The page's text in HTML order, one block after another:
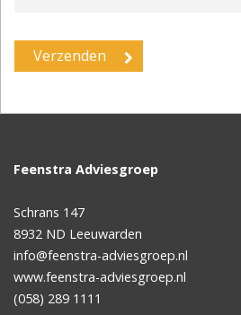
Feenstra Adviesgroep
Schrans 147
8932 ND Leeuwarden
info@feenstra-adviesgroep.nl
www.feenstra-adviesgroep.nl
(058) 289 1111